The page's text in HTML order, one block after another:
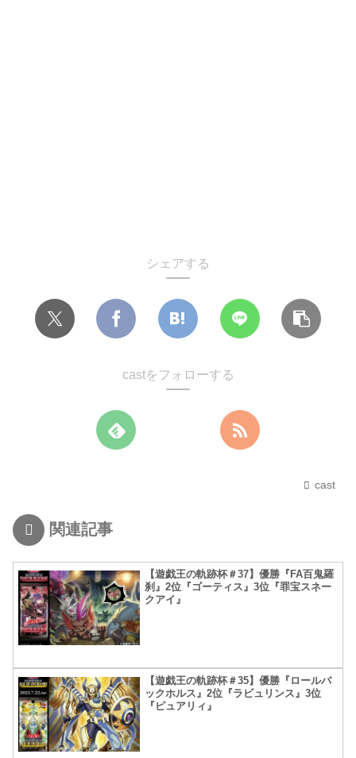
シェアする
castをフォローする
cast
関連記事
【遊戯王の軌跡杯＃37】優勝『FA百鬼羅
刹』2位『ゴーティス』3位『罪宝スネー
クアイ』
【遊戯王の軌跡杯＃35】優勝『ロールバ
ックホルス』2位『ラビュリンス』3位
『ピュアリィ』